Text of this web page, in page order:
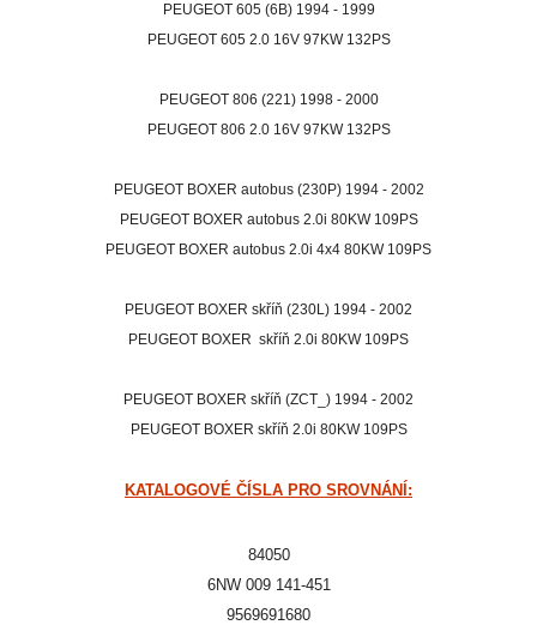
PEUGEOT 605 (6B) 1994 - 1999
PEUGEOT 605 2.0 16V 97KW 132PS
PEUGEOT 806 (221) 1998 - 2000
PEUGEOT 806 2.0 16V 97KW 132PS
PEUGEOT BOXER autobus (230P) 1994 - 2002
PEUGEOT BOXER autobus 2.0i 80KW 109PS
PEUGEOT BOXER autobus 2.0i 4x4 80KW 109PS
PEUGEOT BOXER skříň (230L) 1994 - 2002
PEUGEOT BOXER skříň 2.0i 80KW 109PS
PEUGEOT BOXER skříň (ZCT_) 1994 - 2002
PEUGEOT BOXER skříň 2.0i 80KW 109PS
KATALOGOVÉ ČÍSLA PRO SROVNÁNÍ:
84050
6NW 009 141-451
9569691680